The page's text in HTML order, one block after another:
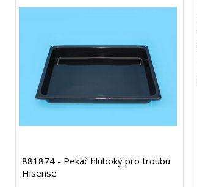
881874 - Pekáč hluboký pro troubu
Hisense